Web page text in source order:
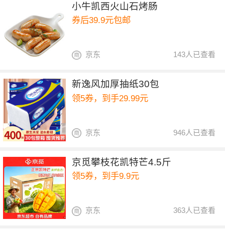
小牛凯西火山石烤肠
券后39.9元包邮
143人已查看
京东
新逸风加厚抽纸30包
领5券，到手29.99元
946人已查看
京东
京觅攀枝花凯特芒4.5斤
领5券，到手9.9元
363人已查看
京东